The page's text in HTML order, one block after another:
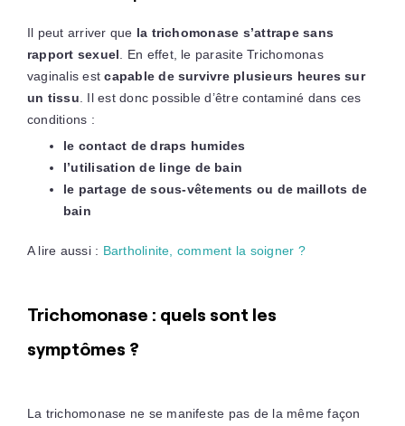
Il peut arriver que la trichomonase s’attrape sans
rapport sexuel . En effet, le parasite Trichomonas
vaginalis estcapable de survivre plusieurs heures sur
un tissu . Il est donc possible d’être contaminé dans ces
conditions :
le contact de draps humides
l’utilisation de linge de bain
le partage de sous-vêtements ou de maillots de
bain
A lire aussi : Bartholinite, comment la soigner ?
Trichomonase : quels sont les
symptômes ?
La trichomonase ne se manifeste pas de la même façon